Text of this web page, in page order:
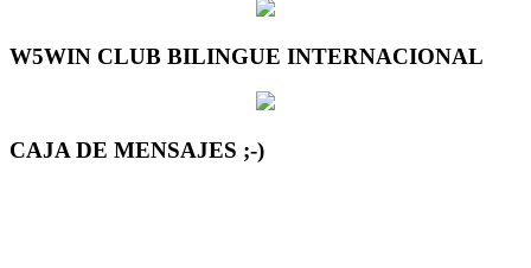
W5WIN CLUB BILINGUE INTERNACIONAL
CAJA DE MENSAJES ;-)